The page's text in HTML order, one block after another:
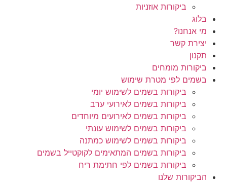
ביקורות אוזניות
בלוג
מי אנחנו?
יצירת קשר
תקנון
ביקורות מומחים
בשמים לפי מטרת שימוש
ביקורות בשמים לשימוש יומי
ביקורות בשמים לאירועי ערב
ביקורות בשמים לאירועים מיוחדים
ביקורות בשמים לשימוש עונתי
ביקורות בשמים לשימוש כמתנה
ביקורות בשמים המתאימים לקוקטייל בשמים
ביקורות בשמים לפי חתימת ריח
הביקורות שלנו